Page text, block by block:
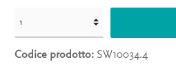
Codice prodotto: SW10034.4